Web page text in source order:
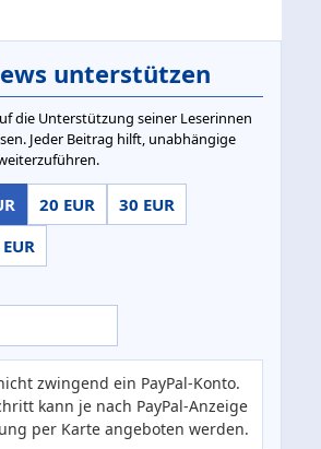
unterstützen
die Unterstützung seiner Leserinnen
Jeder Beitrag hilft, unabhängige
20 EUR
30 EUR
zwingend ein PayPal-Konto.
kann je nach PayPal-Anzeige
per Karte angeboten werden.